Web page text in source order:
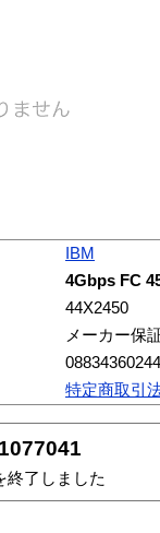
IBM
4Gbps FC
44X2450
メーカー保
特定商取引
終了しました